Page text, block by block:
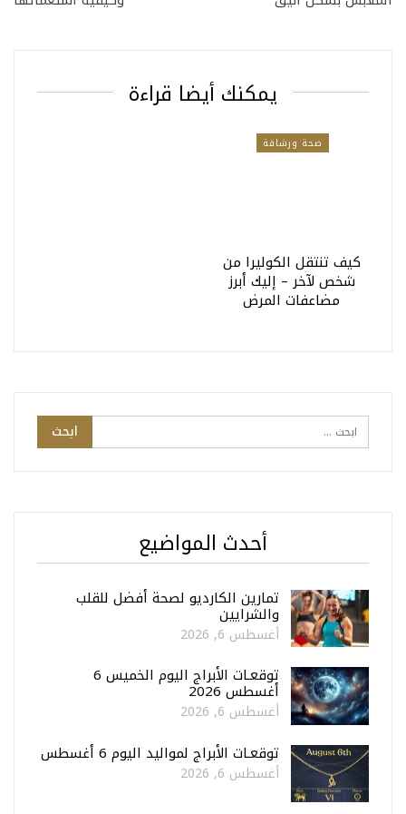
يمكنك أيضا قراءة
صحة ورشاقة
كيف تنتقل الكوليرا من
شخص لآخر – إليك أبرز
مضاعفات المرض
أحدث المواضيع
تمارين الكارديو لصحة أفضل للقلب
والشرايين
أغسطس 6, 2026
توقعـات الأبراج اليوم الخميس 6
أغسطس 2026
أغسطس 6, 2026
توقعـات الأبراج لمواليد اليوم 6 أغسطس
أغسطس 6, 2026